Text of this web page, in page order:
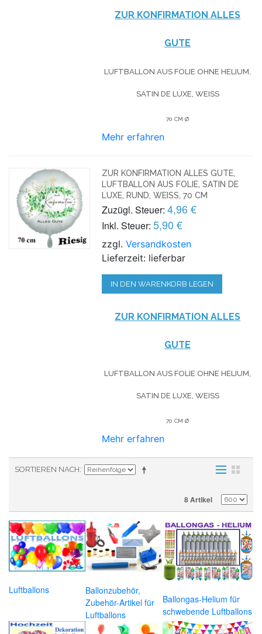
ZUR KONFIRMATION ALLES
GUTE
LUFTBALLON AUS FOLIE OHNE HELIUM,
SATIN DE LUXE, WEISS
70 CM Ø
Mehr erfahren
ZUR KONFIRMATION ALLES GUTE,
LUFTBALLON AUS FOLIE, SATIN DE
LUXE, RUND, WEISS, 70 CM
Zuzügl. Steuer: 4,96 €
Inkl. Steuer: 5,90 €
zzgl.Versandkosten
Lieferzeit: lieferbar
IN DEN WARENKORB LEGEN
ZUR KONFIRMATION ALLES
GUTE
LUFTBALLON AUS FOLIE OHNE HELIUM,
SATIN DE LUXE, WEISS
70 CM Ø
Mehr erfahren
SORTIEREN NACH
8 Artikel
Luftballons
Ballonzubehör,
Zubehör-Artikel für
Luftballons
Ballongas-Helium für
schwebende Luftballons